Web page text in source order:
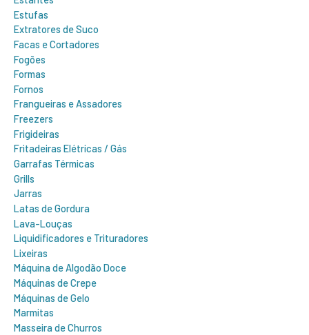
Estufas
Extratores de Suco
Facas e Cortadores
Fogões
Formas
Fornos
Frangueiras e Assadores
Freezers
Frigideiras
Fritadeiras Elétricas / Gás
Garrafas Térmicas
Grills
Jarras
Latas de Gordura
Lava-Louças
Liquidificadores e Trituradores
Lixeiras
Máquina de Algodão Doce
Máquinas de Crepe
Máquinas de Gelo
Marmitas
Masseira de Churros